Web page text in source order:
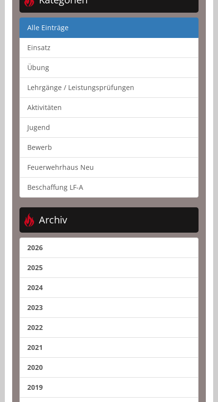
Alle Einträge
Einsatz
Übung
Lehrgänge / Leistungsprüfungen
Aktivitäten
Jugend
Bewerb
Feuerwehrhaus Neu
Beschaffung LF-A
Archiv
2026
2025
2024
2023
2022
2021
2020
2019